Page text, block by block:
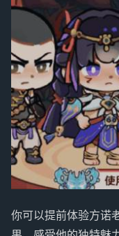
你可以提前体验方诺